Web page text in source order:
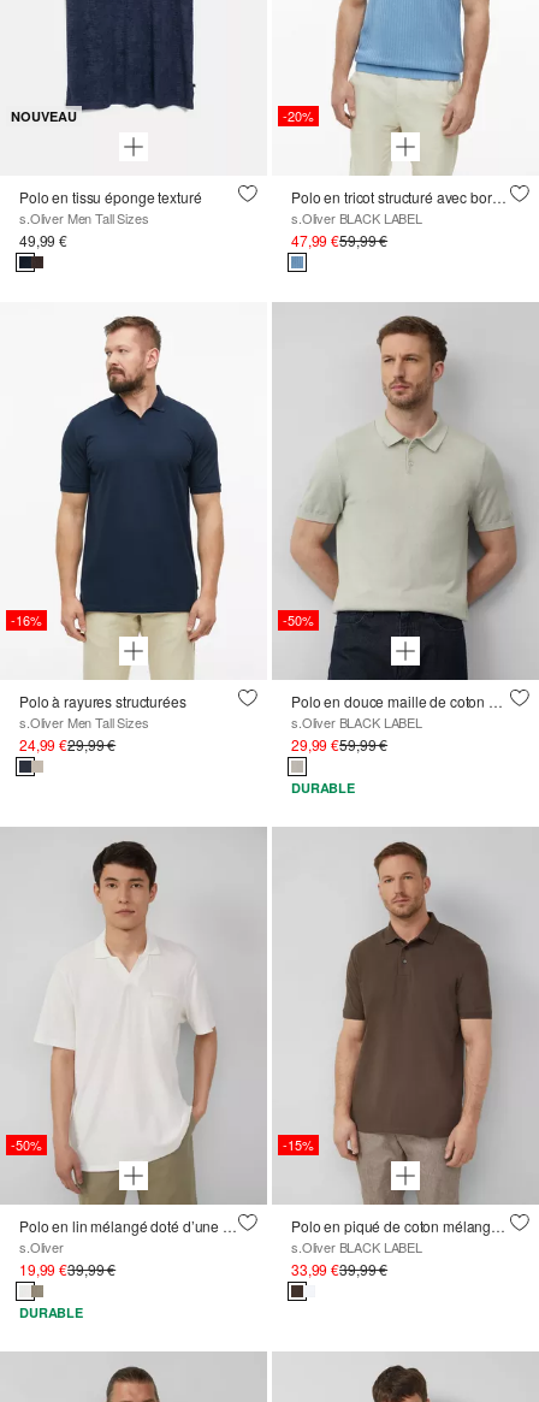
NOUVEAU
Polo en tissu éponge texturé
s.Oliver Men Tall Sizes
49,99 €
-20%
Polo en tricot structuré avec bordures côtelées
s.Oliver BLACK LABEL
47,99 €59,99 €
-16%
Polo à rayures structurées
s.Oliver Men Tall Sizes
24,99 €29,99 €
-50%
Polo en douce maille de coton et soie
s.Oliver BLACK LABEL
29,99 €59,99 €
DURABLE
-50%
Polo en lin mélangé doté d’une poche-poitrine
s.Oliver
19,99 €39,99 €
DURABLE
-15%
Polo en piqué de coton mélangé élastique
s.Oliver BLACK LABEL
33,99 €39,99 €